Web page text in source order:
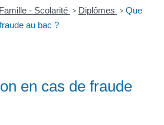
Famille - Scolarité > Diplômes > Que
au bac ?
en cas de fraude